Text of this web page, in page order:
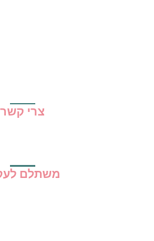
צרי קשר
משתלם